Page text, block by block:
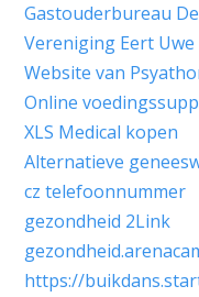
Gastouderbureau
Vereniging Eert
Website van
Online
XLS Medical kopen
Alternatieve
cz telefoonnummer
gezondheid 2Link
https://